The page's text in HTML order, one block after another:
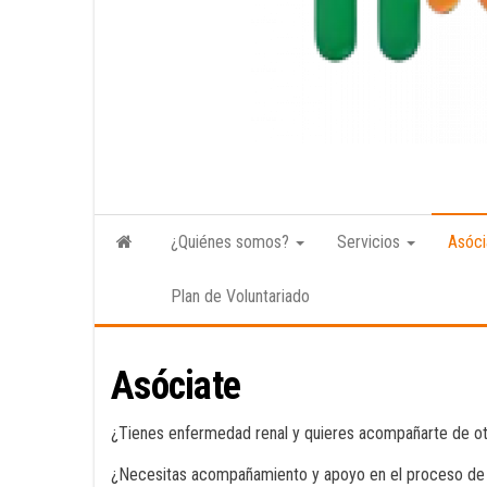
¿Quiénes somos? Servicios
Plan de Voluntariado
Asóciate
¿Tienes enfermedad renal y quieres acompañarte de
¿Necesitas acompañamiento y apoyo en el proceso de